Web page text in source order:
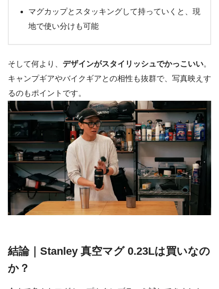
マグカップとスタッキングして持っていくと、現
地で使い分けも可能
そして何より、 デザインがスタイリッシュでかっこいい。
キャンプギアやバイクギアとの相性も抜群で、写真映えす
るのもポイントです。
結論｜Stanley 真空マグ 0.23Lは買いなの
か？